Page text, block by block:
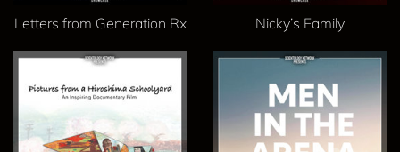
Letters from Generation Rx Nicky’s Family